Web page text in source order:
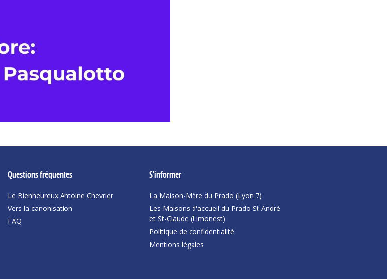
Questions fréquentes
Le Bienheureux Antoine Chevrier
Vers la canonisation
FAQ
S'informer
La Maison-Mère du Prado (Lyon 7)
Les Maisons d'accueil du Prado St-André
et St-Claude (Limonest)
Politique de confidentialité
Mentions légales